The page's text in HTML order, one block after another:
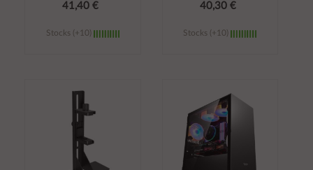
41,40 €
Stocks (+10)
carrito
40,30 €
Stocks (+10)
carrito